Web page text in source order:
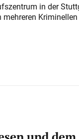
in der